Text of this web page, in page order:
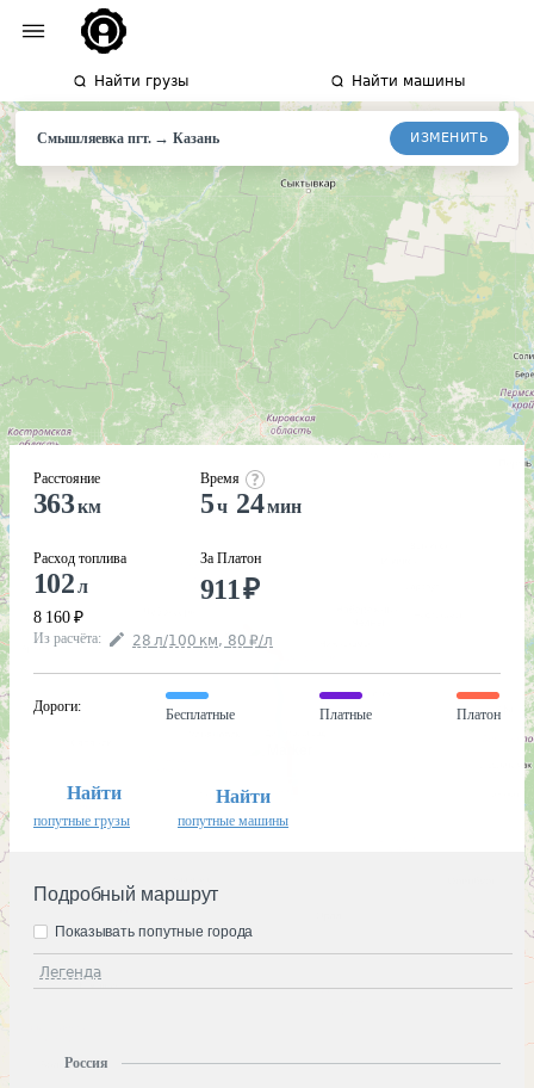
Найти грузы Найти машины
Смышляевка пгт.→Казань ИЗМЕНИТЬ
Расстояние
363км
Расход топлива
102л
8 160 ₽
Время
5 ч 24мин
За Платон
911₽
Из расчёта: 28 л/100 км, 80 ₽/л
Дороги:
Бесплатные Платные Платон
Найти
попутные грузы
Найти
попутные машины
Подробный маршрут
Легенда
Показывать попутные города
Россия